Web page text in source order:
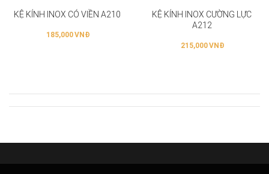
KỆ KÍNH INOX CÓ VIỀN A210
185,000VNĐ
KỆ KÍNH INOX CƯỜNG LỰC
A212
215,000VNĐ